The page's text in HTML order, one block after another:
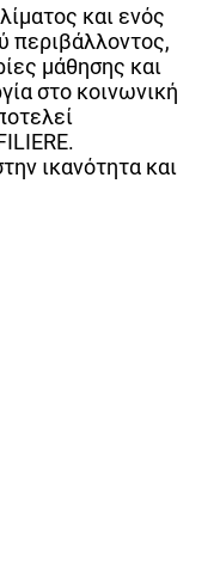
και ενός
περιβάλλοντος,
μάθησης και
στο κοινωνική
ικανότητα και